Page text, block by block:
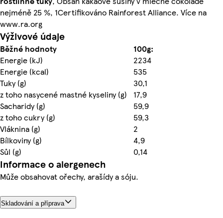
nejméně 25 %, 1Certifikováno Rainforest Alliance. Více na
www.ra.org
Výživové údaje
Běžné hodnoty
100g:
Energie (kJ)
2234
Energie (kcal)
535
Tuky (g)
30,1
z toho nasycené mastné kyseliny (g)
17,9
Sacharidy (g)
59,9
z toho cukry (g)
59,3
Vláknina (g)
2
Bílkoviny (g)
4,9
Sůl (g)
0,14
Informace o alergenech
Může obsahovat ořechy, arašídy a sóju.
Skladování a příprava